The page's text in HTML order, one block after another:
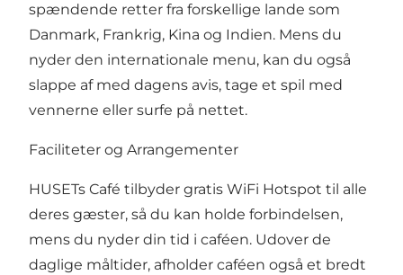
spændende retter fra forskellige lande som
Danmark, Frankrig, Kina og Indien. Mens du
nyder den internationale menu, kan du også
slappe af med dagens avis, tage et spil med
vennerne eller surfe på nettet.
Faciliteter og Arrangementer
HUSETs Café tilbyder gratis WiFi Hotspot til alle
deres gæster, så du kan holde forbindelsen,
mens du nyder din tid i caféen. Udover de
daglige måltider, afholder caféen også et bredt